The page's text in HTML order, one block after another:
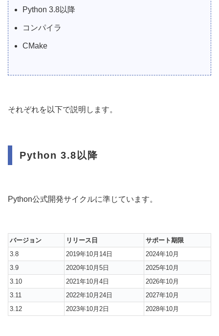
Python 3.8以降
コンパイラ
CMake
それぞれを以下で説明します。
Python 3.8以降
Python公式開発サイクルに準じています。
バージョン リリース日
サポート期限
3.8
2019年10月14日
2024年10月
3.9
2020年10月5日
2025年10月
3.10
2021年10月4日
2026年10月
3.11
2022年10月24日
2027年10月
3.12
2023年10月2日 2028年10月